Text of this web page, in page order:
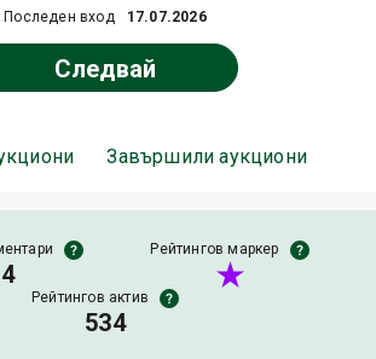
Последен вход
17.07.2026
Следвай
Завършили аукциони
Рейтингов маркер
Рейтингов актив
534